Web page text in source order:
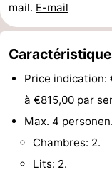
jeux
de
jeux
intérieures
Bowling
Centres
de
bien-
Villages
&
Nature
guidées
Sports
mail. E-mail
Price indication:
à €815,00
Max. 4 personen.
Chambres: 2.
Lits: 2.